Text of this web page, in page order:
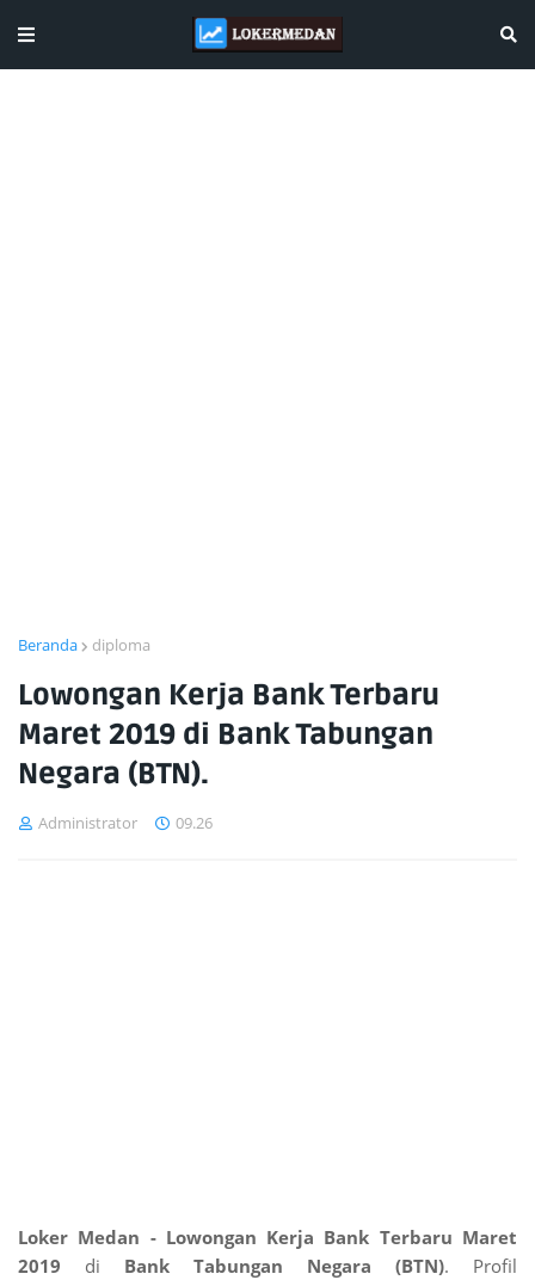
Beranda diploma
Lowongan Kerja Bank Terbaru
Maret 2019 di Bank Tabungan
Negara (BTN).
Administrator 09.26
Loker Medan - Lowongan Kerja Bank Terbaru Maret
2019 di Bank Tabungan Negara (BTN). Profil